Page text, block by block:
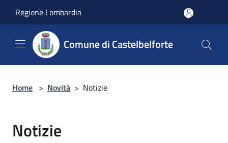
Regione Lombardia
Comune di Castelbelforte
Home > Novità > Notizie
Notizie